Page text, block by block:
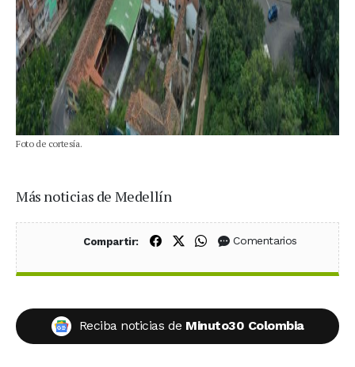
Foto de cortesía.
Más noticias de Medellín
Compartir: Compartir en Facebook
Compartir en X (Twitter)
Compartir en WhatsApp
Comentarios
Reciba noticias de Minuto30 Colombia